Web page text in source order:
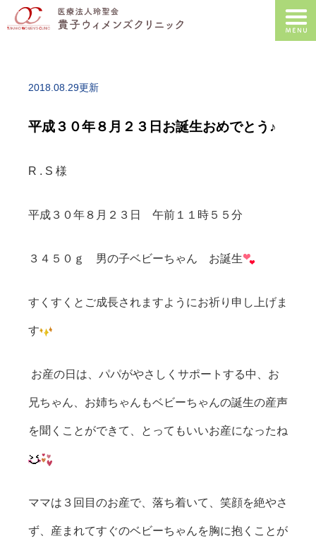
2018.08.29更新
平成３０年８月２３日お誕生おめでとう♪
R . S 様
平成３０年８月２３日 午前１１時５５分
３４５０ｇ 男の子ベビーちゃん お誕生
すくすくとご成長されますようにお祈り申し上げま
す
お産の日は、パパがやさしくサポートする中、お
兄ちゃん、お姉ちゃんもベビーちゃんの誕生の産声
を聞くことができて、とってもいいお産になったね
ママは３回目のお産で、落ち着いて、笑顔を絶やさ
ず、産まれてすぐのベビーちゃんを胸に抱くことが